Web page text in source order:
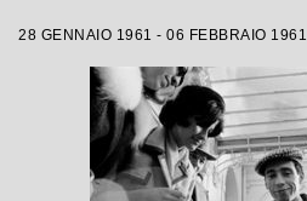
28 GENNAIO 1961 - 06 FEBBRAIO 1961